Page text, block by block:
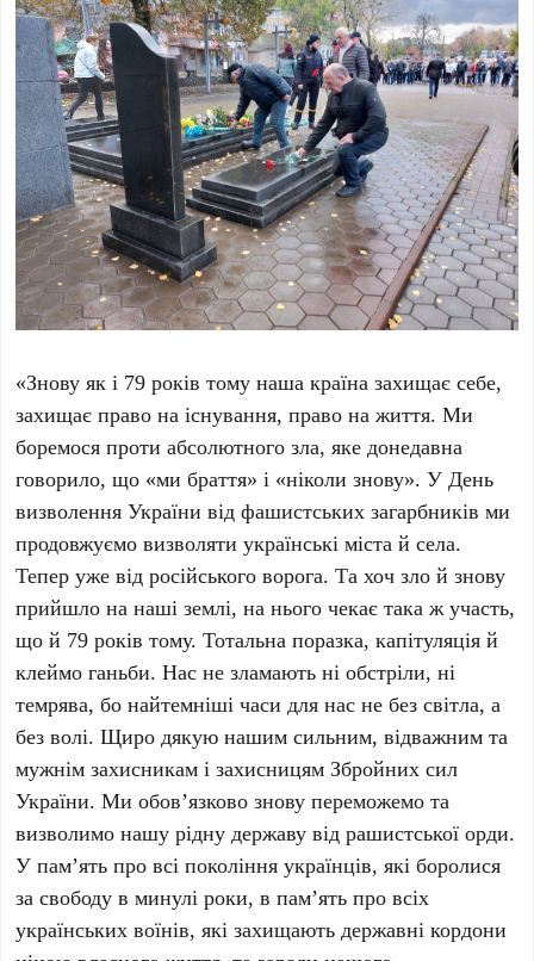
«Знову як і 79 років тому наша країна захищає себе,
захищає право на існування, право на життя. Ми
боремося проти абсолютного зла, яке донедавна
говорило, що «ми браття» і «ніколи знову». У День
визволення України від фашистських загарбників ми
продовжуємо визволяти українські міста й села.
Тепер уже від російського ворога. Та хоч зло й знову
прийшло на наші землі, на нього чекає така ж участь,
що й 79 років тому. Тотальна поразка, капітуляція й
клеймо ганьби. Нас не зламають ні обстріли, ні
темрява, бо найтемніші часи для нас не без світла, а
без волі. Щиро дякую нашим сильним, відважним та
мужнім захисникам і захисницям Збройних сил
України. Ми обов’язково знову переможемо та
визволимо нашу рідну державу від рашистської орди.
У пам’ять про всі покоління українців, які боролися
за свободу в минулі роки, в пам’ять про всіх
українських воїнів, які захищають державні кордони